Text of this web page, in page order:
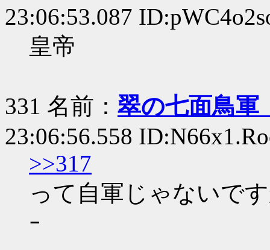
23:06:53.087
皇帝
331 名前： 翠の七面鳥
23:06:56.558
>>317
って自軍じゃないで
ｰ